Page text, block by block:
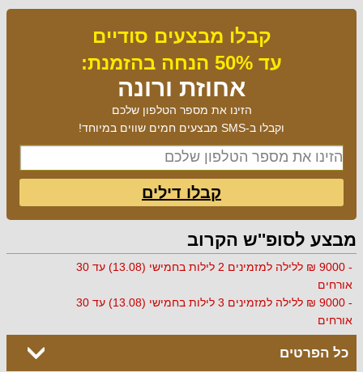
קבלו מבצעים סודיים
עד 50% הנחה בהזמנת:
אחוזת ורונה
הזינו את מספר הטלפון שלכם
וקבלו ב-SMS מבצעים חמים שווים במיוחד!
קבלו דילים
מבצע לסופ''ש הקרוב
- 9000 ₪ ללילה למזמינים 2 לילות בחמישי (13.08) עד 30
אורחים
- 9000 ₪ ללילה למזמינים 3 לילות בחמישי (13.08) עד 30
אורחים
כל הפרטים